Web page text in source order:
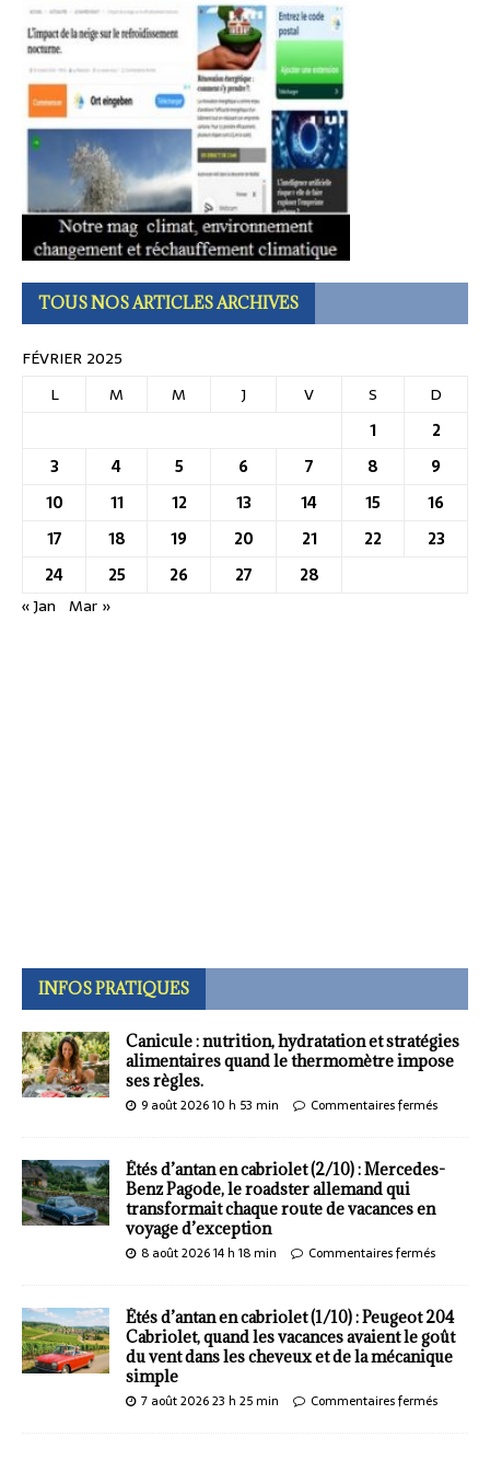
TOUS NOS ARTICLES ARCHIVES
FÉVRIER 2025
L
M M J V S
D
1
2
3
4 5 6 7 8
9
10
11 12 13 14 15
16
17
18 19 20 21 22
23
24
25 26 27
28
« Jan Mar »
INFOS PRATIQUES
Canicule : nutrition, hydratation et stratégies
alimentaires quand le thermomètre impose
ses règles.
9 août 2026 10 h 53 min Commentaires fermés
Étés d’antan en cabriolet (2/10) : Mercedes-
Benz Pagode, le roadster allemand qui
transformait chaque route de vacances en
voyage d’exception
8 août 2026 14 h 18 min Commentaires fermés
Étés d’antan en cabriolet (1/10) : Peugeot 204
Cabriolet, quand les vacances avaient le goût
du vent dans les cheveux et de la mécanique
simple
7 août 2026 23 h 25 min Commentaires fermés